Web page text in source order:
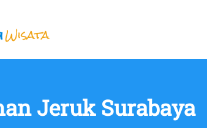
Jeruk Surabaya